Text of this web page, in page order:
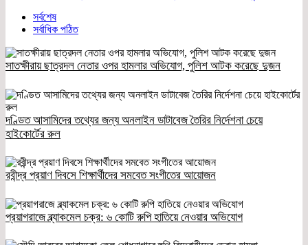
সর্বশেষ
সর্বাধিক পঠিত
সাতক্ষীরায় ছাত্রদল নেতার ওপর হামলার অভিযোগ, পুলিশ আটক করেছে দুজন
দণ্ডিত আসামিদের তথ্যের জন্য অনলাইন ডাটাবেজ তৈরির নির্দেশনা চেয়ে
হাইকোর্টের রুল
রবীন্দ্র প্রয়াণ দিবসে শিক্ষার্থীদের সমবেত সংগীতের আয়োজন
প্রয়াগরাজে ব্ল্যাকমেল চক্র: ৬ কোটি রুপি হাতিয়ে নেওয়ার অভিযোগ